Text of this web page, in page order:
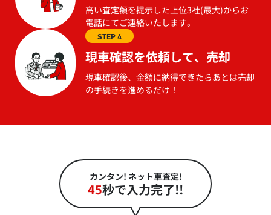
高い査定額を提示した上位3社(最大)からお
電話にてご連絡いたします。
STEP 4
現車確認を依頼して、売却
現車確認後、金額に納得できたらあとは売却
の手続きを進めるだけ！
カンタン! ネット車査定!
45秒で入力完了!!